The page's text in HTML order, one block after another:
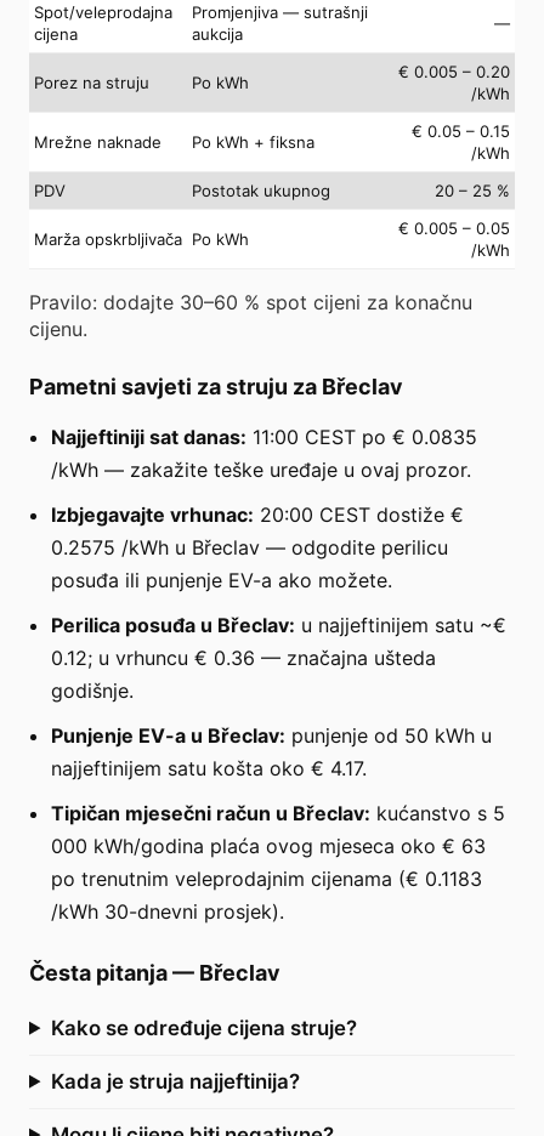
Spot/veleprodajna
cijena
Promjenjiva — sutrašnji
aukcija
—
Porez na struju Po kWh
€ 0.005 – 0.20
/kWh
Mrežne naknade Po kWh + fiksna
€ 0.05 – 0.15
/kWh
PDV
Postotak ukupnog 20 – 25 %
Marža opskrbljivača Po kWh
€ 0.005 – 0.05
/kWh
Pravilo: dodajte 30–60 % spot cijeni za konačnu
cijenu.
Pametni savjeti za struju za Břeclav
Najjeftiniji sat danas: 11:00 CEST po € 0.0835
/kWh — zakažite teške uređaje u ovaj prozor.
Izbjegavajte vrhunac: 20:00 CEST dostiže €
0.2575 /kWh u Břeclav — odgodite perilicu
posuđa ili punjenje EV-a ako možete.
Perilica posuđa u Břeclav: u najjeftinijem satu ~€
0.12; u vrhuncu € 0.36 — značajna ušteda
godišnje.
Punjenje EV-a u Břeclav: punjenje od 50 kWh u
najjeftinijem satu košta oko € 4.17.
Tipičan mjesečni račun u Břeclav: kućanstvo s 5
000 kWh/godina plaća ovog mjeseca oko € 63
po trenutnim veleprodajnim cijenama (€ 0.1183
/kWh 30-dnevni prosjek).
Česta pitanja— Břeclav
Kako se određuje cijena struje?
Kada je struja najjeftinija?